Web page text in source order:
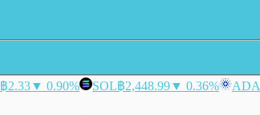
฿2.33▼ 0.90% SOL฿2,448.99▼ 0.36% ADA